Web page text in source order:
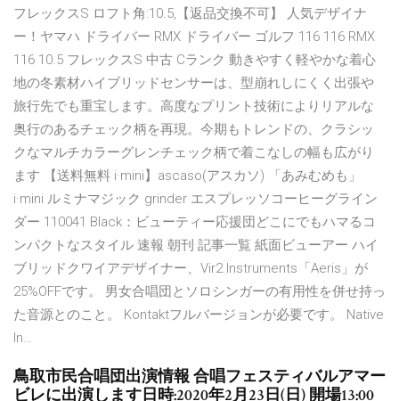
フレックスS ロフト角:10.5,【返品交換不可】 人気デザイナ
ー！ヤマハ ドライバー RMX ドライバー ゴルフ 116 116 RMX
116 10.5 フレックスS 中古 Cランク 動きやすく軽やかな着心
地の冬素材ハイブリッドセンサーは、型崩れしにくく出張や
旅行先でも重宝します。高度なプリント技術によりリアルな
奥行のあるチェック柄を再現。今期もトレンドの、クラシッ
クなマルチカラーグレンチェック柄で着こなしの幅も広がり
ます 【送料無料 i·mini】ascaso(アスカソ) 「あみむめも」
i·mini ルミナマジック grinder エスプレッソコーヒーグライン
ダー 110041 Black：ビューティー応援団どこにでもハマるコ
ンパクトなスタイル 速報 朝刊 記事一覧 紙面ビューアー ハイ
ブリッドクワイアデザイナー、Vir2 Instruments「Aeris」が
25%OFFです。 男女合唱団とソロシンガーの有用性を併せ持っ
た音源とのこと。 Kontaktフルバージョンが必要です。 Native
In…
鳥取市民合唱団出演情報 合唱フェスティバルアマー
ビレに出演します日時:2020年2月23日(日) 開場13:00